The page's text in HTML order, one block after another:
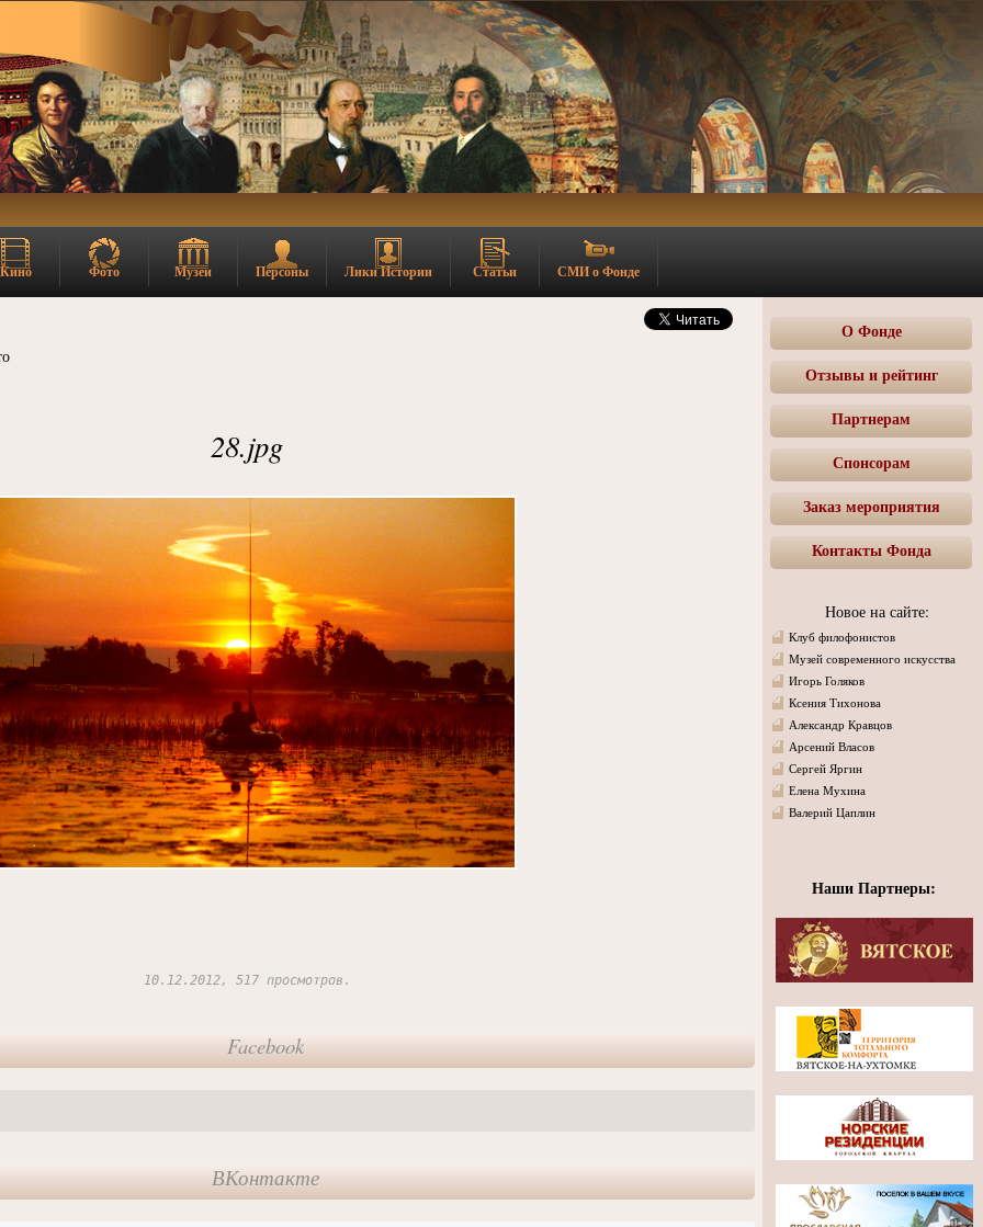
Кино Фото Музеи Персоны Лики Истории Статьи СМИ о Фонде
28.jpg
10.12.2012, 517 просмотров.
Facebook
ВКонтакте
О Фонде
Отзывы и рейтинг
Партнерам
Спонсорам
Заказ мероприятия
Контакты Фонда
Новое на сайте:
Клуб филофонистов
Музей современного искусства
Игорь Голяков
Ксения Тихонова
Александр Кравцов
Арсений Власов
Сергей Яргин
Елена Мухина
Валерий Цаплин
Наши Партнеры: